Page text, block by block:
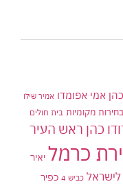
אמי אפומדו אמיר שילו
בחירות מקומיות בית חולים
כהן ראש העיר
כרמל יאיר
כביש 4
כפיר